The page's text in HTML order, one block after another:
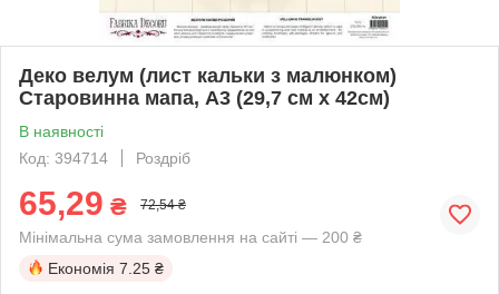
Деко велум (лист кальки з малюнком)
Старовинна мапа, А3 (29,7 см х 42см)
В наявності
Код: 394714
Роздріб
65,29 ₴ 72,54 ₴
Мінімальна сума замовлення на сайті — 200 ₴
Економія 7.25 ₴